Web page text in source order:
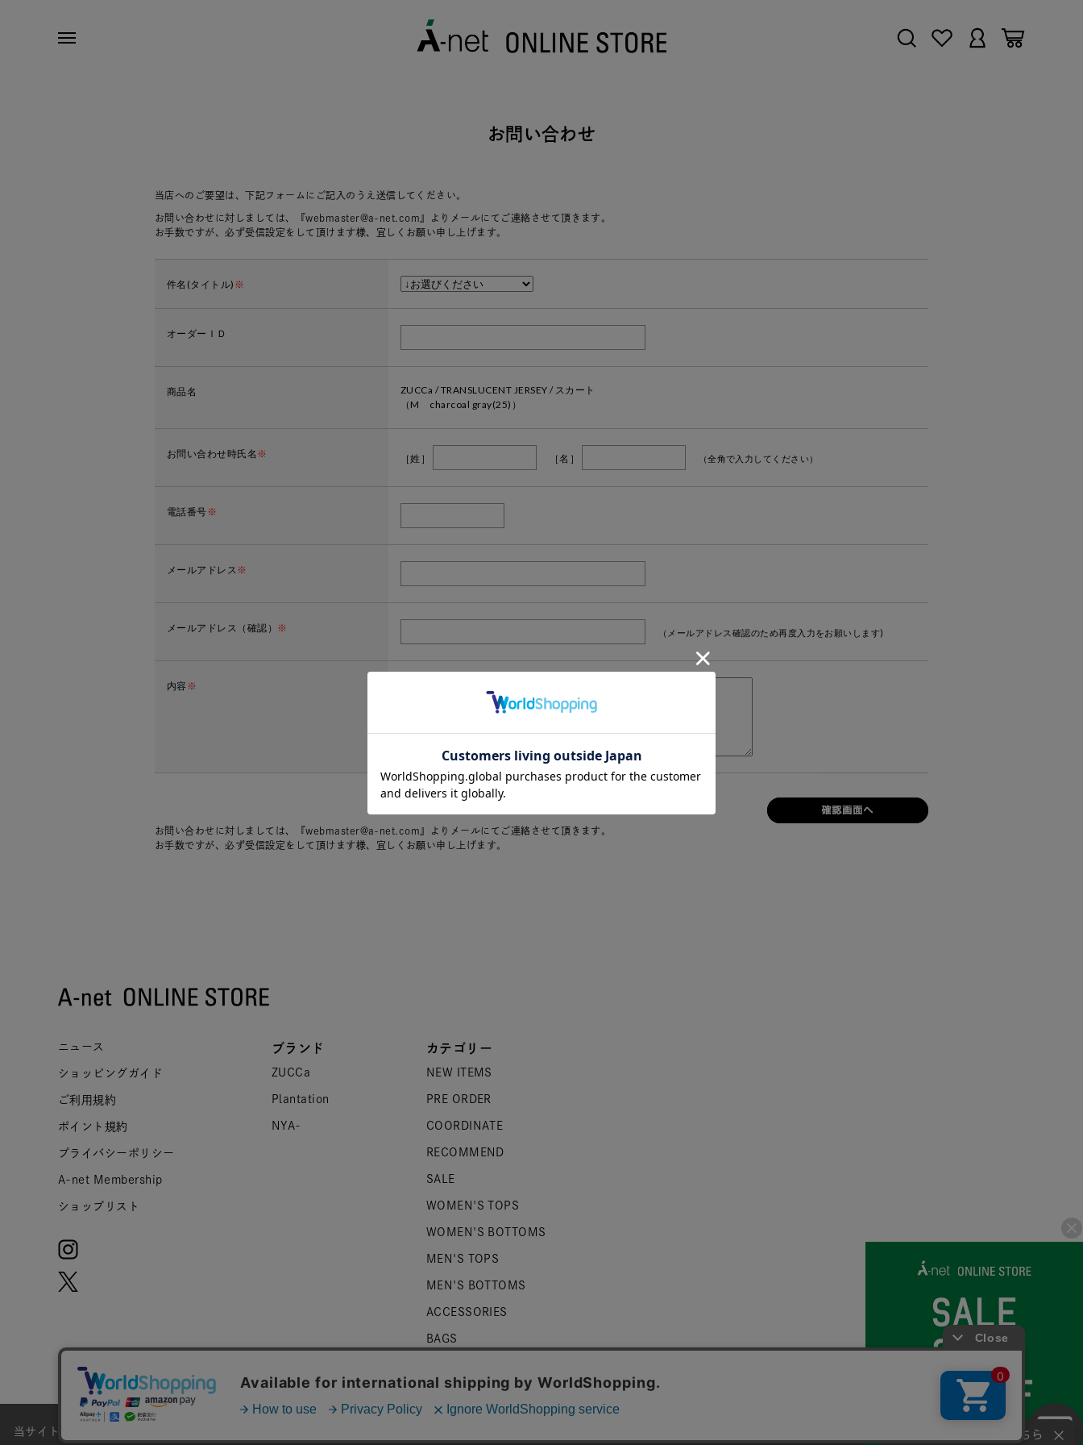
お問い合わせ
当店へのご要望は、下記フォームにご記入のうえ送信してください。
お問い合わせに対しましては、『webmaster@a-net.com』よりメールにてご連絡させて頂きます。
お手数ですが、必ず受信設定をして頂けます様、宜しくお願い申し上げます。
件名(タイトル) ※
オーダーＩＤ
商品名
ZUCCa / TRANSLUCENT JERSEY / スカート
（M charcoal gray(25)）
お問い合わせ時氏名 ※ ［姓］ ［名］ （全角で入力してください）
電話番号※
メールアドレス※
メールアドレス（確認） ※ （メールアドレス確認のため再度入力をお願いします)
内容 ※
お問い合わせに対しましては、『webmaster@a-net.com』よりメールにてご連絡させて頂きます。
お手数ですが、必ず受信設定をして頂けます様、宜しくお願い申し上げます。
ニュース
ショッピングガイド
ご利用規約
ポイント規約
プライバシーポリシー
A-net Membership
ショップリスト
ブランド
ZUCCa
Plantation
NYA-
カテゴリー
NEW ITEMS
PRE ORDER
COORDINATE
RECOMMEND
SALE
WOMEN'S TOPS
WOMEN'S BOTTOMS
MEN'S TOPS
MEN'S BOTTOMS
ACCESSORIES
BAGS
ZUCCa LOGO
BASIC © 2007-2026 A-net Inc.
当サイトではお客様のウェブサイト体験をより向上させる為にCookieを使用しております。詳細は お問い合わせはこちら